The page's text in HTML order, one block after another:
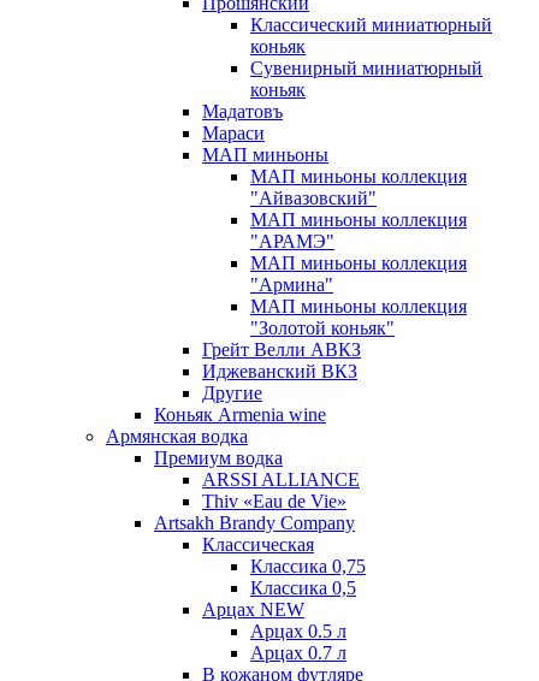
Классический миниатюрный
коньяк
Сувенирный миниатюрный
коньяк
Мадатовъ
Мараси
МАП миньоны
МАП миньоны коллекция
"Айвазовский"
МАП миньоны коллекция
"АРАМЭ"
МАП миньоны коллекция
"Армина"
МАП миньоны коллекция
"Золотой коньяк"
Грейт Велли АВКЗ
Иджеванский ВКЗ
Другие
Коньяк Armenia wine
Армянская водка
Премиум водка
ARSSI ALLIANCE
Thiv «Eau de Vie»
Artsakh Brandy Company
Классическая
Классика 0,75
Классика 0,5
Арцах NEW
Арцах 0.5 л
Арцах 0.7 л
В кожаном футляре